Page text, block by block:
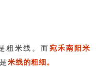
粗米线。而宛禾南阳米
米线的粗细。